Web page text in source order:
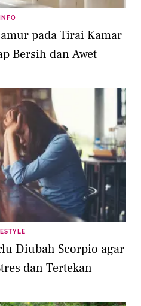
INFO
pada Tirai Kamar
Bersih dan Awet
Diubah Scorpio agar
dan Tertekan